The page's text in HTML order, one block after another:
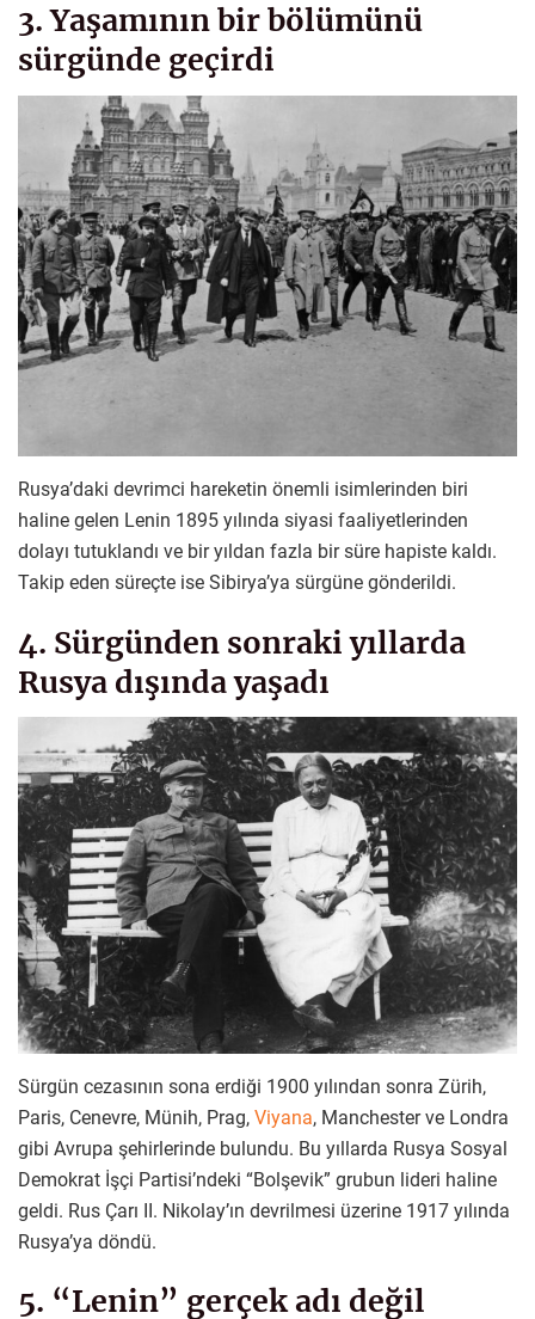
3. Yaşamının bir bölümünü
sürgünde geçirdi
Rusya’daki devrimci hareketin önemli isimlerinden biri
haline gelen Lenin 1895 yılında siyasi faaliyetlerinden
dolayı tutuklandı ve bir yıldan fazla bir süre hapiste kaldı.
Takip eden süreçte ise Sibirya’ya sürgüne gönderildi.
4. Sürgünden sonraki yıllarda
Rusya dışında yaşadı
Sürgün cezasının sona erdiği 1900 yılından sonra Zürih,
Paris, Cenevre, Münih, Prag, Viyana, Manchester ve Londra
gibi Avrupa şehirlerinde bulundu. Bu yıllarda Rusya Sosyal
Demokrat İşçi Partisi’ndeki “Bolşevik” grubun lideri haline
geldi. Rus Çarı II. Nikolay’ın devrilmesi üzerine 1917 yılında
Rusya’ya döndü.
5. “Lenin” gerçek adı değil